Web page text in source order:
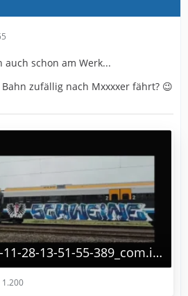
schon am Werk...
zufällig nach Mxxxxer fährt? 😉
Screenshot_2025-11-28-13-51-55-389_com.instagram.android-edit.jpg
1.200